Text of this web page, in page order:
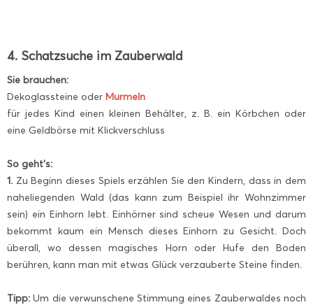
4. Schatzsuche im Zauberwald
Sie brauchen:
Dekoglassteine oder Murmeln
für jedes Kind einen kleinen Behälter, z. B. ein Körbchen oder
eine Geldbörse mit Klickverschluss
So geht’s:
1. Zu Beginn dieses Spiels erzählen Sie den Kindern, dass in dem
naheliegenden Wald (das kann zum Beispiel ihr Wohnzimmer
sein) ein Einhorn lebt. Einhörner sind scheue Wesen und darum
bekommt kaum ein Mensch dieses Einhorn zu Gesicht. Doch
überall, wo dessen magisches Horn oder Hufe den Boden
berühren, kann man mit etwas Glück verzauberte Steine finden.
Tipp: Um die verwunschene Stimmung eines Zauberwaldes noch